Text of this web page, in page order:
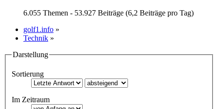
6.055 Themen - 53.927 Beiträge (6,2 Beiträge pro Tag)
golf1.info »
Technik »
Darstellung
Sortierung
Im Zeitraum